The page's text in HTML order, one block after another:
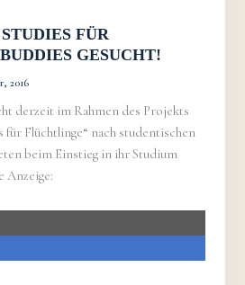
FÜR
GESUCHT!
2016
derzeit im Rahmen des Projekts
für Flüchtlinge“ nach studentischen
beim Einstieg in ihr Studium
Anzeige: